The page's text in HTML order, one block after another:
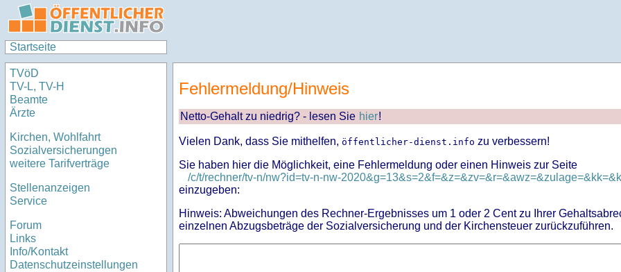
Startseite
TVöD
TV-L, TV-H
Beamte
Ärzte
Kirchen, Wohlfahrt
Sozialversicherungen
weitere Tarifverträge
Stellenanzeigen
Service
Forum
Links
Info/Kontakt
Datenschutzeinstellungen
Fehlermeldung/Hinweis
Netto-Gehalt zu niedrig? - lesen Sie hier!
Vielen Dank, dass Sie mithelfen, öffentlicher-dienst.info zu verbessern!
Sie haben hier die Möglichkeit, eine Fehlermeldung oder einen Hinweis zur Seite
/c/t/rechner/tv-n/nw?id=tv-n-nw-
einzugeben:
Hinweis: Abweichungen des Rechner-Ergebnisses um 1 oder 2 Cent zu Ihrer
einzelnen Abzugsbeträge der Sozialversicherung und der Kirchensteuer zurückzuführen.